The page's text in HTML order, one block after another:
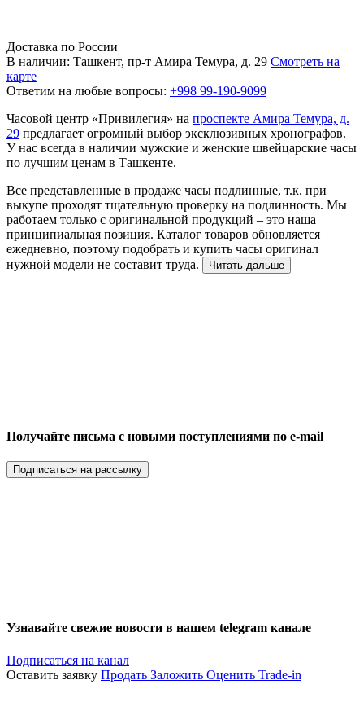
Доставка по России
В наличии: Ташкент, пр-т Амира Темура, д. 29 Смотреть на
карте
Ответим на любые вопросы: +998 99-190-9099
Часовой центр «Привилегия» на проспекте Амира Темура, д.
29 предлагает огромный выбор эксклюзивных хронографов.
У нас всегда в наличии мужские и женские швейцарские часы
по лучшим ценам в Ташкенте.
Все представленные в продаже часы подлинные, т.к. при
выкупе проходят тщательную проверку на подлинность. Мы
работаем только с оригинальной продукций – это наша
принципиальная позиция. Каталог товаров обновляется
ежедневно, поэтому подобрать и купить часы оригинал
нужной модели не составит труда.
Читать дальше
Получайте письма с новыми поступлениями по e-mail
Подписаться на рассылку
Узнавайте свежие новости в нашем telegram канале
Подписаться на канал
Оставить заявку Продать Заложить Оценить Trade-in